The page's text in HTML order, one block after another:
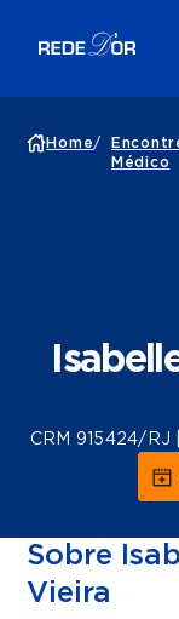
Home/
Médico
CRM 915424/RJ
Sobre
Vieira